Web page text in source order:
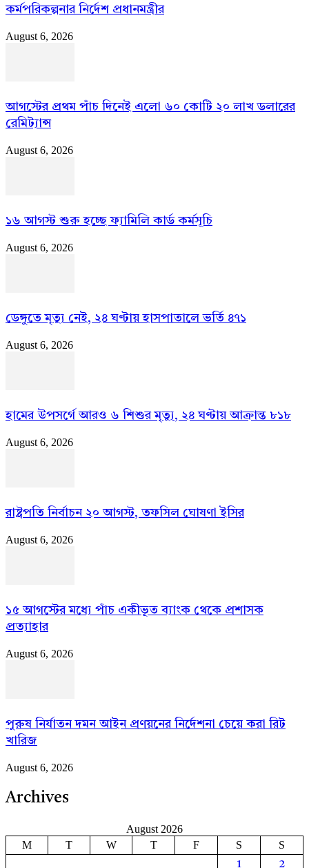
কর্মপরিকল্পনার নির্দেশ প্রধানমন্ত্রীর
August 6, 2026
আগস্টের প্রথম পাঁচ দিনেই এলো ৬০ কোটি ২০ লাখ ডলারের
রেমিট্যান্স
August 6, 2026
১৬ আগস্ট শুরু হচ্ছে ফ্যামিলি কার্ড কর্মসূচি
August 6, 2026
ডেঙ্গুতে মৃত্যু নেই, ২৪ ঘণ্টায় হাসপাতালে ভর্তি ৪৭১
August 6, 2026
হামের উপসর্গে আরও ৬ শিশুর মৃত্যু, ২৪ ঘণ্টায় আক্রান্ত ৮১৮
August 6, 2026
রাষ্ট্রপতি নির্বাচন ২০ আগস্ট, তফসিল ঘোষণা ইসির
August 6, 2026
১৫ আগস্টের মধ্যে পাঁচ একীভূত ব্যাংক থেকে প্রশাসক
প্রত্যাহার
August 6, 2026
পুরুষ নির্যাতন দমন আইন প্রণয়নের নির্দেশনা চেয়ে করা রিট
খারিজ
August 6, 2026
Archives
August 2026
M
T W T F S S
1 2